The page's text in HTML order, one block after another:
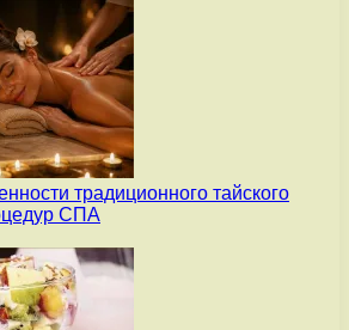
традиционного тайского
СПА